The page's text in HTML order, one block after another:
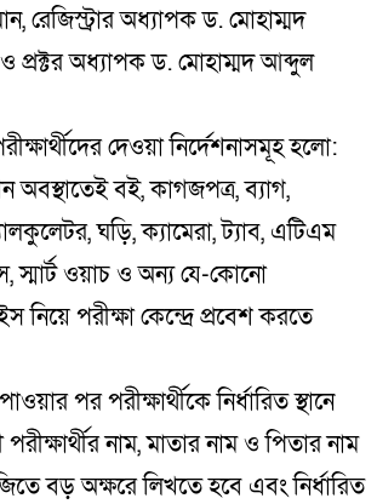
রেজিস্ট্রার অধ্যাপক ড. মোহাম্মদ
অধ্যাপক ড. মোহাম্মদ আব্দুল
দেওয়া নির্দেশনাসমূহ হলো:
অবস্থাতেই বই, কাগজপত্র, ব্যাগ,
ঘড়ি, ক্যামেরা, ট্যাব, এটিএম
স্মার্ট ওয়াচ ও অন্য যে-কোনো
নিয়ে পরীক্ষা কেন্দ্রে প্রবেশ করতে
পর পরীক্ষার্থীকে নির্ধারিত স্থানে
নাম, মাতার নাম ও পিতার নাম
বড় অক্ষরে লিখতে হবে এবং নির্ধারিত